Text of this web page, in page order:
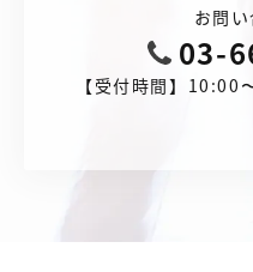
お問
03-
【受付時間】10:00